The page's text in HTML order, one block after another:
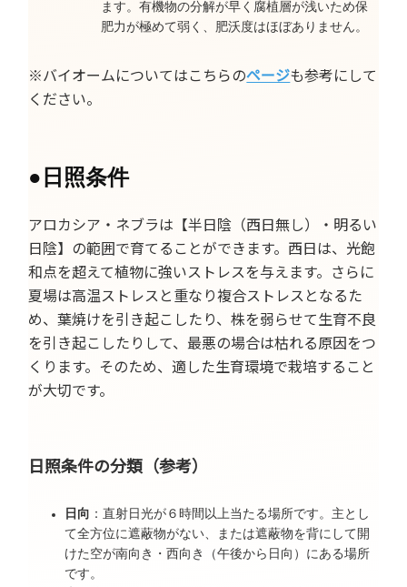
ます。有機物の分解が早く腐植層が浅いため保
肥力が極めて弱く、肥沃度はほぼありません。
※バイオームについてはこちらのページも参考にして
ください。
● 日照条件
アロカシア・ネブラは【半日陰（西日無し）・明るい
日陰】の範囲で育てることができます。西日は、光飽
和点を超えて植物に強いストレスを与えます。さらに
夏場は高温ストレスと重なり複合ストレスとなるた
め、葉焼けを引き起こしたり、株を弱らせて生育不良
を引き起こしたりして、最悪の場合は枯れる原因をつ
くります。そのため、適した生育環境で栽培すること
が大切です。
日照条件の分類（参考）
日向
：直射日光が６時間以上当たる場所です。主とし
て全方位に遮蔽物がない、または遮蔽物を背にして開
けた空が南向き・西向き（午後から日向）にある場所
です。